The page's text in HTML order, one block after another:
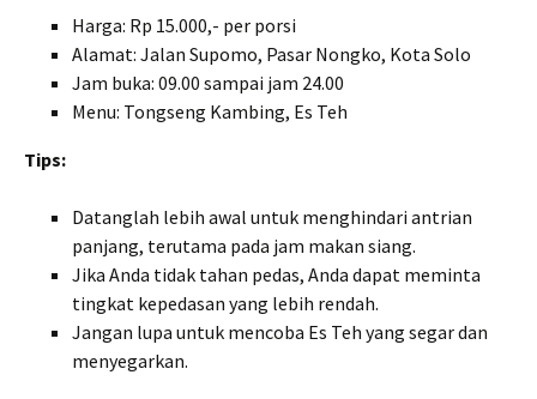
Harga: Rp 15.000,- per porsi
Alamat: Jalan Supomo, Pasar Nongko, Kota Solo
Jam buka: 09.00 sampai jam 24.00
Menu: Tongseng Kambing, Es Teh
Tips:
Datanglah lebih awal untuk menghindari antrian
panjang, terutama pada jam makan siang.
Jika Anda tidak tahan pedas, Anda dapat meminta
tingkat kepedasan yang lebih rendah.
Jangan lupa untuk mencoba Es Teh yang segar dan
menyegarkan.